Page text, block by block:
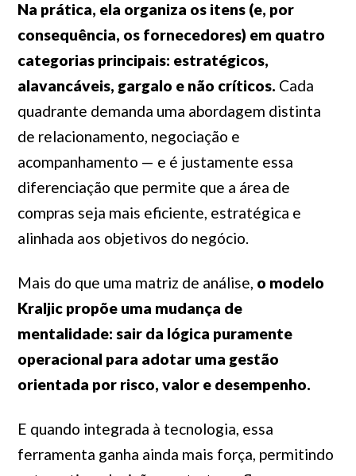
Na prática, ela organiza os itens (e, por
consequência, os fornecedores) em quatro
categorias principais: estratégicos,
alavancáveis, gargalo e não críticos. Cada
quadrante demanda uma abordagem distinta
de relacionamento, negociação e
acompanhamento — e é justamente essa
diferenciação que permite que a área de
compras seja mais eficiente, estratégica e
alinhada aos objetivos do negócio.
Mais do que uma matriz de análise, o modelo
Kraljic propõe uma mudança de
mentalidade: sair da lógica puramente
operacional para adotar uma gestão
orientada por risco, valor e desempenho.
E quando integrada à tecnologia, essa
ferramenta ganha ainda mais força, permitindo